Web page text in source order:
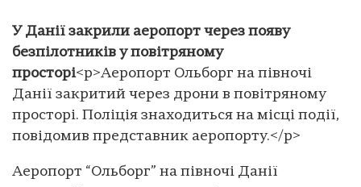
У Данії закрили аеропорт через появу
безпілотників у повітряному
просторі<p>Аеропорт Ольборг на півночі
Данії закритий через дрони в повітряному
просторі. Поліція знаходиться на місці події,
повідомив представник аеропорту.</p>
Аеропорт “Ольборг” на півночі Данії